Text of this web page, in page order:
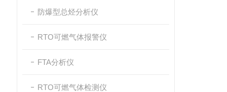
防爆型总烃分析仪
RTO可燃气体报警仪
FTA分析仪
RTO可燃气体检测仪